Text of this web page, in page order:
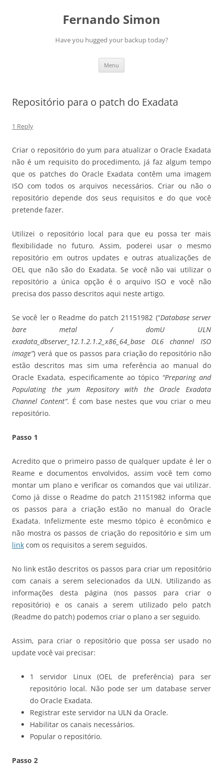
Fernando Simon
Have you hugged your backup today?
Menu
Repositório para o patch do Exadata
1 Reply
Criar o repositório do yum para atualizar o Oracle Exadata
não é um requisito do procedimento, já faz algum tempo
que os patches do Oracle Exadata contêm uma imagem
ISO com todos os arquivos necessários. Criar ou não o
repositório depende dos seus requisitos e do que você
pretende fazer.
Utilizei o repositório local para que eu possa ter mais
flexibilidade no futuro. Assim, poderei usar o mesmo
repositório em outros updates e outras atualizações de
OEL que não são do Exadata. Se você não vai utilizar o
repositório a única opção é o arquivo ISO e você não
precisa dos passo descritos aqui neste artigo.
Se você ler o Readme do patch 21151982 (“Database server
bare metal / domU ULN
exadata_dbserver_12.1.2.1.2_x86_64_base OL6 channel ISO
image”) verá que os passos para criação do repositório não
estão descritos mas sim uma referência ao manual do
Oracle Exadata, especificamente ao tópico “Preparing and
Populating the yum Repository with the Oracle Exadata
Channel Content”. É com base nestes que vou criar o meu
repositório.
Passo 1
Acredito que o primeiro passo de qualquer update é ler o
Reame e documentos envolvidos, assim você tem como
montar um plano e verificar os comandos que vai utilizar.
Como já disse o Readme do patch 21151982 informa que
os passos para a criação estão no manual do Oracle
Exadata. Infelizmente este mesmo tópico é econômico e
não mostra os passos de criação do repositório e sim um
link com os requisitos a serem seguidos.
No link estão descritos os passos para criar um repositório
com canais a serem selecionados da ULN. Utilizando as
informações desta página (nos passos para criar o
repositório) e os canais a serem utilizado pelo patch
(Readme do patch) podemos criar o plano a ser seguido.
Assim, para criar o repositório que possa ser usado no
update você vai precisar:
1 servidor Linux (OEL de preferência) para ser
repositório local. Não pode ser um database server
do Oracle Exadata.
Registrar este servidor na ULN da Oracle.
Habilitar os canais necessários.
Popular o repositório.
Passo 2